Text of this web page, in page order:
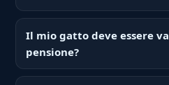
Il mio gatto deve essere
pensione?